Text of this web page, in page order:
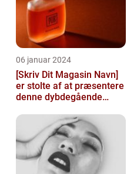
06 januar 2024
[Skriv Dit Magasin Navn]
er stolte af at præsentere
denne dybdegående